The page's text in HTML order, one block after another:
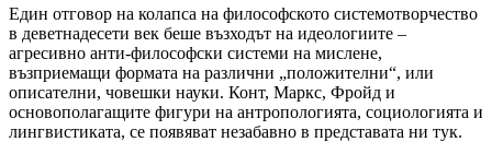
Един отговор на колапса на философското системотворчество
в деветнадесети век беше възходът на идеологиите –
агресивно анти-философски системи на мислене,
възприемащи формата на различни „положителни“, или
описателни, човешки науки. Конт, Маркс, Фройд и
основополагащите фигури на антропологията, социологията и
лингвистиката, се появяват незабавно в представата ни тук.